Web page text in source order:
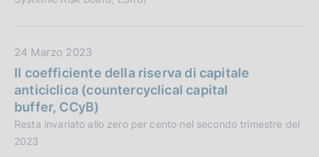
n
i
a
z
i
o
n
D
a
t
a
P
u
24 Marzo 2023
Il coefficiente della riserva di capitale
anticiclica (countercyclical capital
buffer, CCyB)
Resta invariato allo zero per cento nel secondo trimestre del
2023